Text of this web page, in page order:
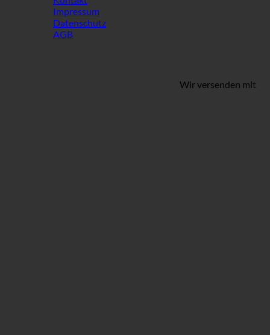
Impressum
Datenschutz
AGB
Wir versenden mit